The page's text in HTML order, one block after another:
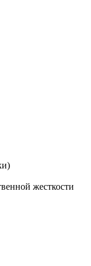
жесткости